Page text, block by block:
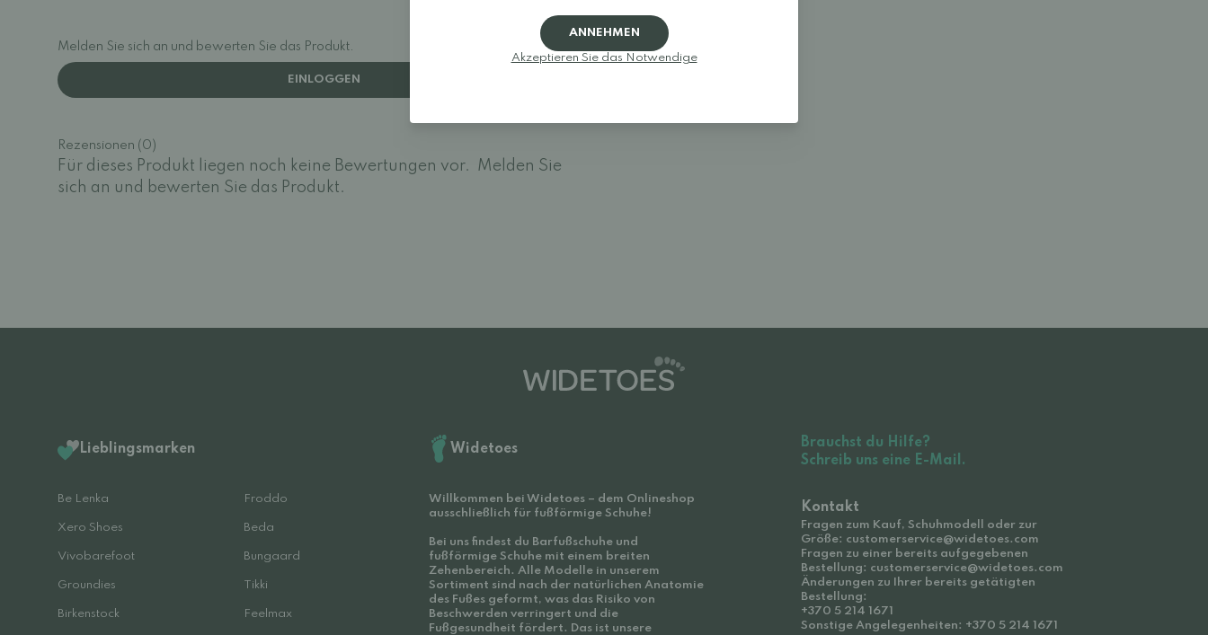
Melden Sie sich an und bewerten Sie das Produkt.
EINLOGGEN
Rezensionen (0)
Für dieses Produkt liegen noch keine Bewertungen vor.
Melden Sie
sich an und bewerten Sie das Produkt.
Lieblingsmarken
Be Lenka Froddo
Xero Shoes Beda
Vivobarefoot Bungaard
Groundies Tikki
Birkenstock Feelmax
Widetoes
Willkommen bei Widetoes – dem Onlineshop
ausschließlich für fußförmige Schuhe!
Bei uns findest du Barfußschuhe und
fußförmige Schuhe mit einem breiten
Zehenbereich. Alle Modelle in unserem
Sortiment sind nach der natürlichen Anatomie
des Fußes geformt, was das Risiko von
Beschwerden verringert und die
Fußgesundheit fördert. Das ist unsere
Brauchst du Hilfe?
Schreib uns eine E-Mail.
Kontakt
Fragen zum Kauf, Schuhmodell oder zur
Größe: customerservice@widetoes.com
Fragen zu einer bereits aufgegebenen
Bestellung: customerservice@widetoes.com
Änderungen zu Ihrer bereits getätigten
Bestellung:
+370 5 214 1671
Sonstige Angelegenheiten: +370 5 214 1671
ANNEHMEN
Akzeptieren Sie das Notwendige